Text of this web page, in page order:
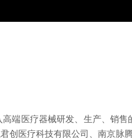
端医疗器械研发、生产、销
创医疗科技有限公司、 南京脉